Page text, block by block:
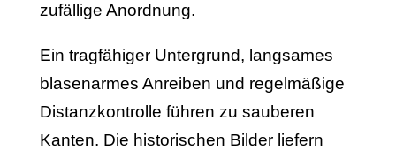
zufällige Anordnung.
Ein tragfähiger Untergrund, langsames
blasenarmes Anreiben und regelmäßige
Distanzkontrolle führen zu sauberen
Kanten. Die historischen Bilder liefern